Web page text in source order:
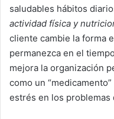
saludables hábitos
actividad física y
cliente cambie la forma
permanezca en el
mejora la organización
como un
estrés en los problemas